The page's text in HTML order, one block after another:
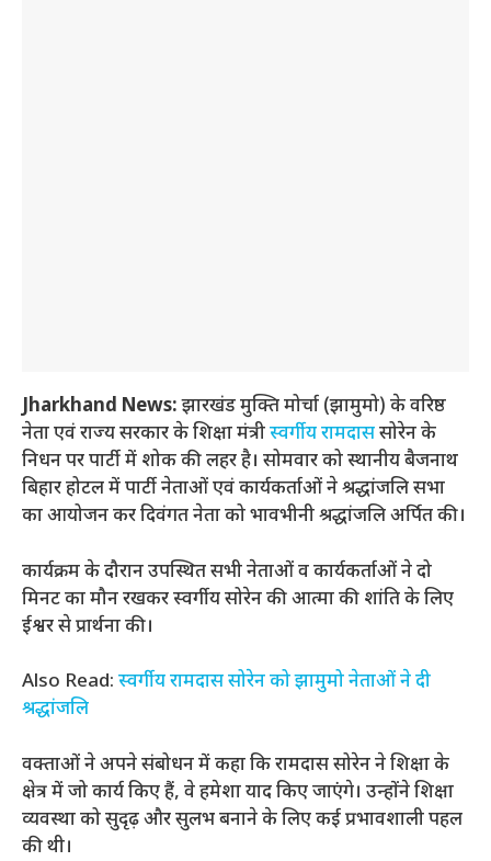
Jharkhand News:झारखंड मुक्ति मोर्चा (झामुमो) के वरिष्ठ
नेता एवं राज्य सरकार के शिक्षा मंत्रीस्वर्गीय रामदाससोरेन के
निधन पर पार्टी में शोक की लहर है। सोमवार को स्थानीय बैजनाथ
बिहार होटल में पार्टी नेताओं एवं कार्यकर्ताओं ने श्रद्धांजलि सभा
का आयोजन कर दिवंगत नेता को भावभीनी श्रद्धांजलि अर्पित की।
कार्यक्रम के दौरान उपस्थित सभी नेताओं व कार्यकर्ताओं ने दो
मिनट का मौन रखकर स्वर्गीय सोरेन की आत्मा की शांति के लिए
ईश्वर से प्रार्थना की।
Also Read: स्वर्गीय रामदास सोरेन को झामुमो नेताओं ने दी
श्रद्धांजलि
वक्ताओं ने अपने संबोधन में कहा कि रामदास सोरेन ने शिक्षा के
क्षेत्र में जो कार्य किए हैं, वे हमेशा याद किए जाएंगे। उन्होंने शिक्षा
व्यवस्था को सुदृढ़ और सुलभ बनाने के लिए कई प्रभावशाली पहल
की थी।